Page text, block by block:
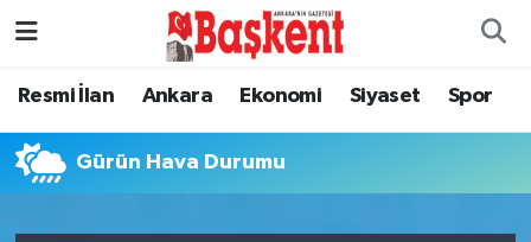
Resmi İlan Ankara Ekonomi Siyaset Spor
Gürün Hava Durumu